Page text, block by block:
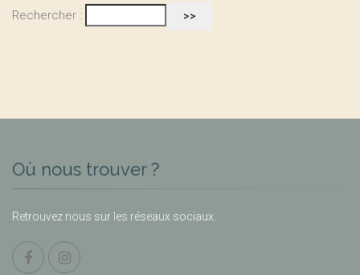
Rechercher :
Où nous trouver ?
Retrouvez nous sur les réseaux sociaux.